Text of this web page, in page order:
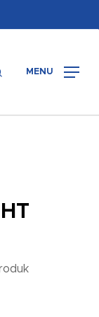
searchMENU